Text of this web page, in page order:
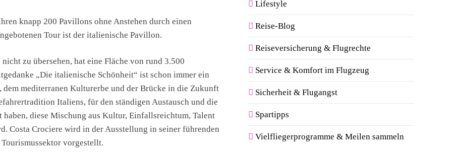
knapp 200 Pavillons ohne Anstehen durch einen
Tour ist der italienische Pavillon.
zu übersehen, hat eine Fläche von rund 3.500
„Die italienische Schönheit“ ist schon immer ein
mediterranen Kulturerbe und der Brücke in die Zukunft
Italiens, für den ständigen Austausch und die
diese Mischung aus Kultur, Einfallsreichtum, Talent
Costa Crociere wird in der Ausstellung in seiner führenden
vorgestellt.
Lifestyle
Reise-Blog
Reiseversicherung & Flugrechte
Service & Komfort im Flugzeug
Sicherheit & Flugangst
Spartipps
Vielfliegerprogramme & Meilen sammeln